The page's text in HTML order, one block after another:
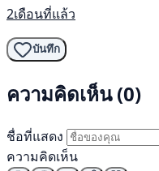
2เดือนที่แล้ว
บันทึก
ความคิดเห็น (0)
ชื่อที่แสดง
ความคิดเห็น